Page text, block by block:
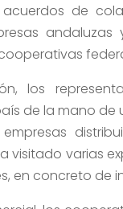
de
los
de la mano de
visitado varias
en concreto de